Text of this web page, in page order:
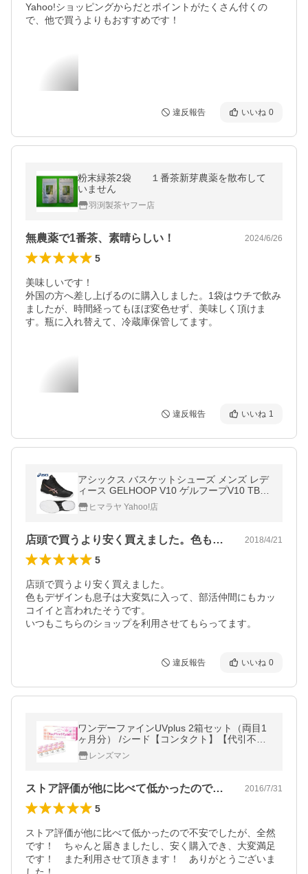
Yahoo!ショッピングからだとポイントがたくさん付くの
で、他で買うよりもおすすめです！
違反報告 いいね 0
粉末緑茶2袋 １番茶新芽農薬を散布して
いません
羽渕製茶ヤフー店
無農薬で1番茶、素晴らしい！ 2024/6/26
5
美味しいです！
外国の方へ差し上げるのに購入しました。1袋はウチで飲み
ましたが、時間経ってもほぼ変色せず、美味しく頂けま
す。瓶に入れ替えて、冷蔵庫保管してます。
違反報告 いいね 1
アシックス バスケットシューズ メンズ レデ
ィース GELHOOP V10 ゲルフープV10 TBF3
39 9026 asics
ヒマラヤ Yahoo!店
店頭で買うより安く買えました。色もデザ… 2018/4/21
5
店頭で買うより安く買えました。
色もデザインも息子は大変気に入って、部活仲間にもカッ
コイイと言われたそうです。
いつもこちらのショップを利用させてもらってます。
違反報告 いいね 0
ワンデーファインUVplus 2箱セット（両目1
ヶ月分） /シード【コンタクト】【代引不
可】【ワンデー/ワンデイ】【UVカット】
レンズマン
ストア評価が他に比べて低かったので不安… 2016/7/31
5
ストア評価が他に比べて低かったので不安でしたが、全然
です！　ちゃんと届きましたし、安く購入でき、大変満足
です！　また利用させて頂きます！　ありがとうございま